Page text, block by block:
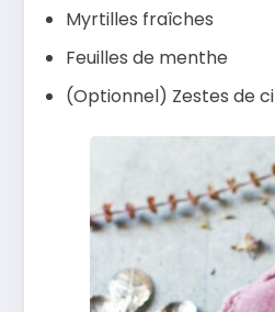
Myrtilles fraîches
Feuilles de menthe
(Optionnel) Zestes de